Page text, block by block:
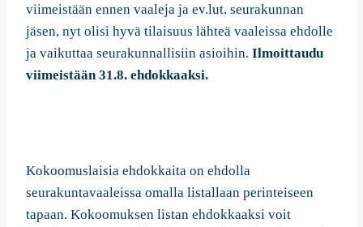
viimeistään ennen vaaleja ja ev.lut. seurakunnan
jäsen, nyt olisi hyvä tilaisuus lähteä vaaleissa ehdolle
ja vaikuttaa seurakunnallisiin asioihin. Ilmoittaudu
viimeistään 31.8. ehdokkaaksi.
Kokoomuslaisia ehdokkaita on ehdolla
seurakuntavaaleissa omalla listallaan perinteiseen
tapaan. Kokoomuksen listan ehdokkaaksi voit